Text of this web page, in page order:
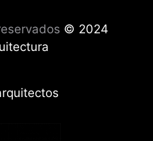
© 2024